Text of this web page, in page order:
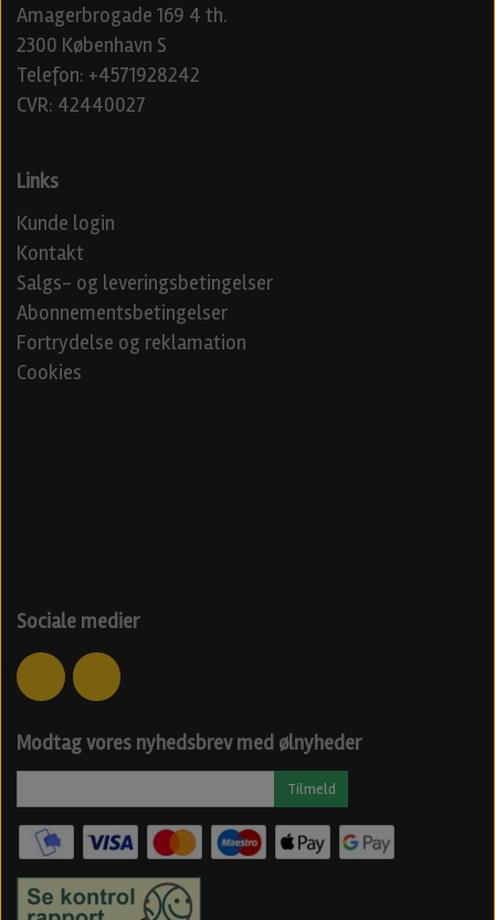
Amagerbrogade 169 4 th.
2300 København S
Telefon: +4571928242
CVR: 42440027
Links
Kunde login
Kontakt
Salgs- og leveringsbetingelser
Abonnementsbetingelser
Fortrydelse og reklamation
Cookies
Sociale medier
Modtag vores nyhedsbrev med ølnyheder
Tilmeld